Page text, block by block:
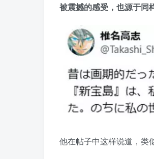
被震撼的感受，也源于同
他在帖子中这样说道，类